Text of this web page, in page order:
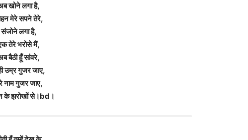
खोने लगा है,
मेरे सपने तेरे,
संजोने लगा है,
तेरे भरोसे मैं,
बैठी हूँ सांवरे,
उम्र गुजर जाए,
नाम गुजर जाए,
के झरोखों से।bd।